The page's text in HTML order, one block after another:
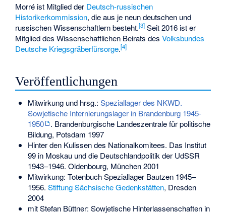
Morré ist Mitglied der Deutsch-russischen
Historikerkommission, die aus je neun deutschen und
russischen Wissenschaftlern besteht.[3] Seit 2016 ist er
Mitglied des Wissenschaftlichen Beirats desVolksbundes
Deutsche Kriegsgräberfürsorge.[4]
Veröffentlichungen
Mitwirkung und hrsg.: Speziallager des NKWD.
Sowjetische Internierungslager in Brandenburg 1945-
1950
. Brandenburgische Landeszentrale für politische
Bildung, Potsdam 1997
Hinter den Kulissen des Nationalkomitees. Das Institut
99 in Moskau und die Deutschlandpolitik der UdSSR
1943–1946. Oldenbourg, München 2001
Mitwirkung: Totenbuch Speziallager Bautzen 1945–
1956. Stiftung Sächsische Gedenkstätten, Dresden
2004
mit Stefan Büttner: Sowjetische Hinterlassenschaften in